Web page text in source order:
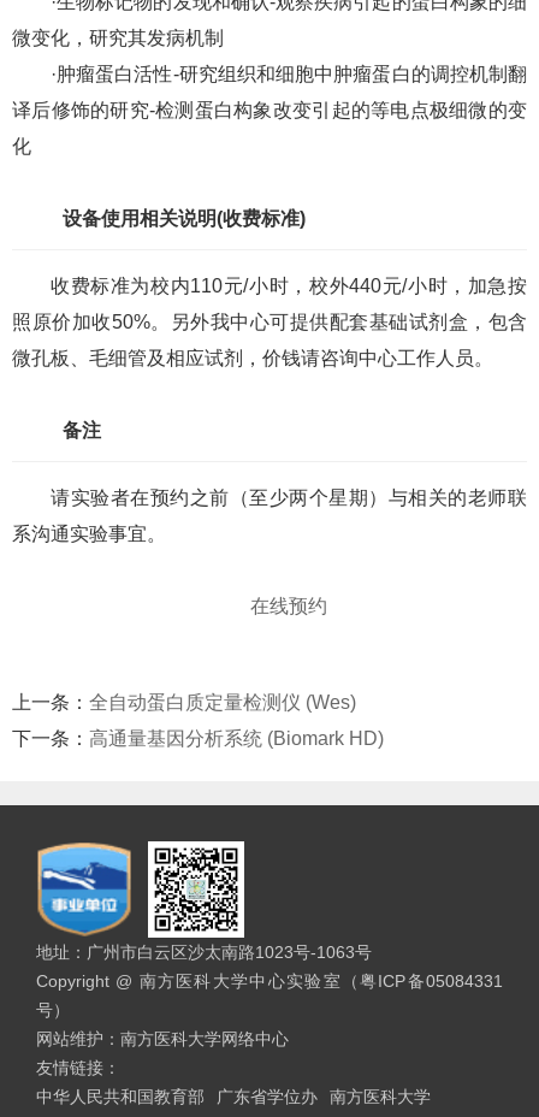
微变化，研究其发病机制
·肿瘤蛋白活性-研究组织和细胞中肿瘤蛋白的调控机制翻
译后修饰的研究-检测蛋白构象改变引起的等电点极细微的变
化
设备使用相关说明(收费标准)
收费标准为校内110元/小时，校外440元/小时，加急按
照原价加收50%。另外我中心可提供配套基础试剂盒，包含
微孔板、毛细管及相应试剂，价钱请咨询中心工作人员。
备注
请实验者在预约之前（至少两个星期）与相关的老师联
系沟通实验事宜。
在线预约
上一条： 全自动蛋白质定量检测仪 (Wes)
下一条： 高通量基因分析系统 (Biomark HD)
地址：广州市白云区沙太南路1023号-1063号
Copyright @ 南方医科大学中心实验室（粤ICP备05084331
号）
网站维护：南方医科大学网络中心
友情链接：
中华人民共和国教育部
广东省学位办
南方医科大学